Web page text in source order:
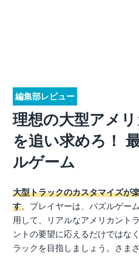
編集部レビュー
理想の大型アメ
を追い求めろ！
ルゲーム
大型トラックのカスタマイズが
す。プレイヤーは、パズルゲー
用して、リアルなアメリカント
ントの要望に応えるだけではな
ラックを目指しましょう。さま